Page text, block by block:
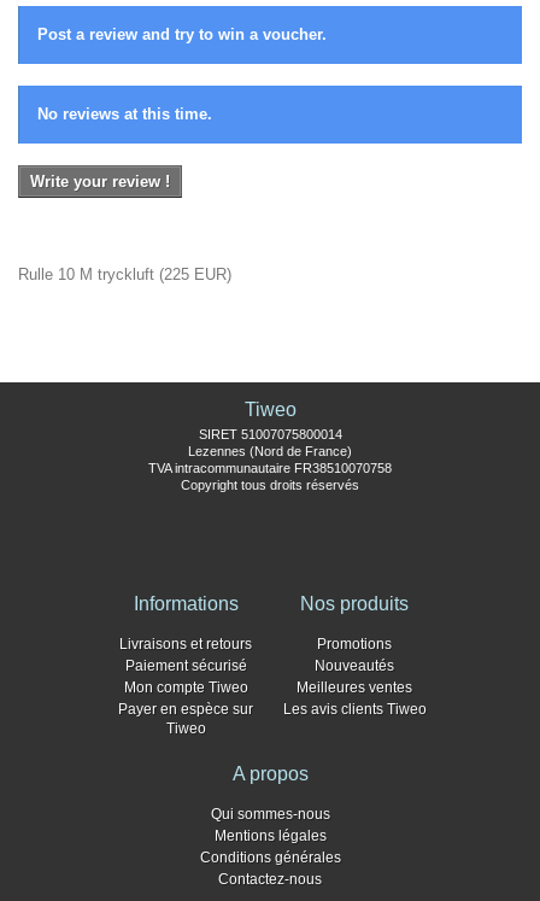
Post a review and try to win a voucher.
No reviews at this time.
Write your review !
Rulle 10 M tryckluft (225 EUR)
Tiweo
SIRET 51007075800014
Lezennes (Nord de France)
TVA intracommunautaire FR38510070758
Copyright tous droits réservés
Informations
Livraisons et retours
Paiement sécurisé
Mon compte Tiweo
Payer en espèce sur
Tiweo
Nos produits
Promotions
Nouveautés
Meilleures ventes
Les avis clients Tiweo
A propos
Qui sommes-nous
Mentions légales
Conditions générales
Contactez-nous